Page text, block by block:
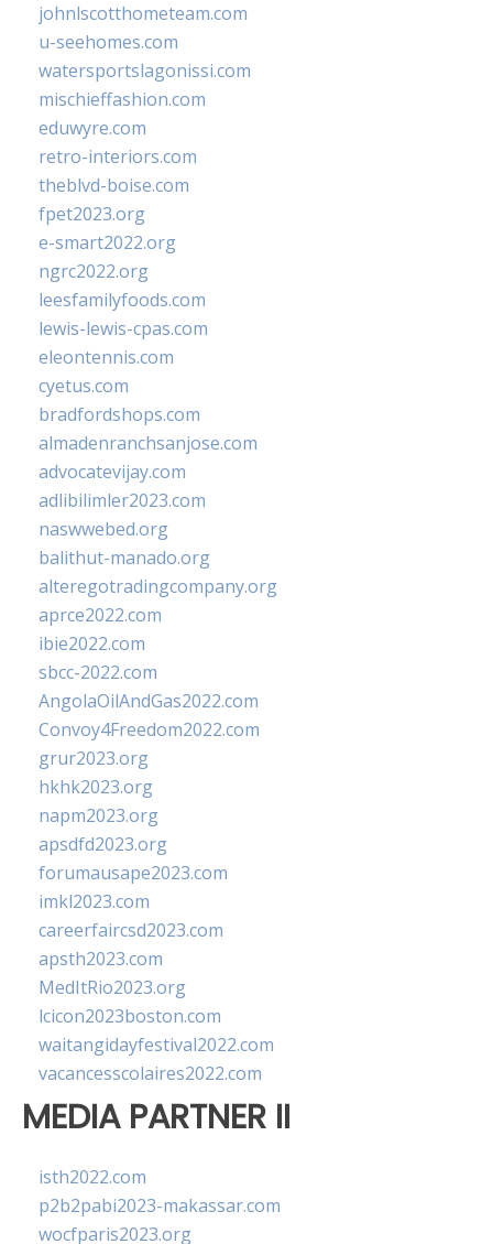
johnlscotthometeam.com
u-seehomes.com
watersportslagonissi.com
mischieffashion.com
eduwyre.com
retro-interiors.com
theblvd-boise.com
fpet2023.org
e-smart2022.org
ngrc2022.org
leesfamilyfoods.com
lewis-lewis-cpas.com
eleontennis.com
cyetus.com
bradfordshops.com
almadenranchsanjose.com
advocatevijay.com
adlibilimler2023.com
naswwebed.org
balithut-manado.org
alteregotradingcompany.org
aprce2022.com
ibie2022.com
sbcc-2022.com
AngolaOilAndGas2022.com
Convoy4Freedom2022.com
grur2023.org
hkhk2023.org
napm2023.org
apsdfd2023.org
forumausape2023.com
imkl2023.com
careerfaircsd2023.com
apsth2023.com
MedItRio2023.org
lcicon2023boston.com
waitangidayfestival2022.com
vacancesscolaires2022.com
MEDIA PARTNER II
isth2022.com
p2b2pabi2023-makassar.com
wocfparis2023.org